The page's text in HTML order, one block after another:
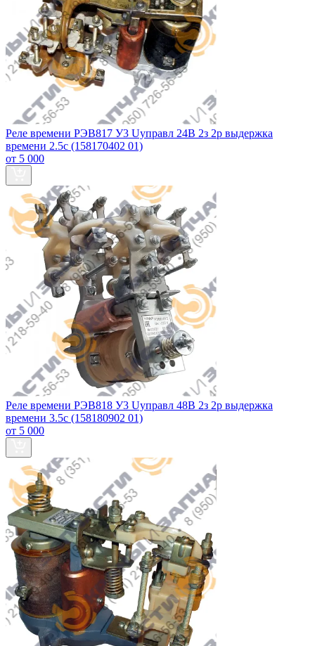
Реле времени РЭВ817 У3 Uуправл 24В 2з 2р выдержка
времени 2.5с (158170402 01)
от 5 000
Реле времени РЭВ818 У3 Uуправл 48В 2з 2р выдержка
времени 3.5с (158180902 01)
от 5 000